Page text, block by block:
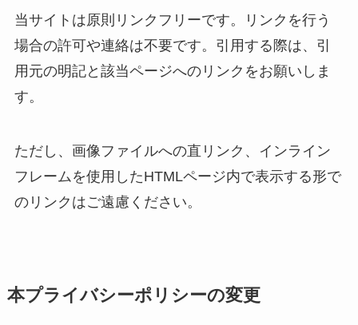
当サイトは原則リンクフリーです。リンクを行う
場合の許可や連絡は不要です。引用する際は、引
用元の明記と該当ページへのリンクをお願いしま
す。
ただし、画像ファイルへの直リンク、インライン
フレームを使用したHTMLページ内で表示する形で
のリンクはご遠慮ください。
本プライバシーポリシーの変更